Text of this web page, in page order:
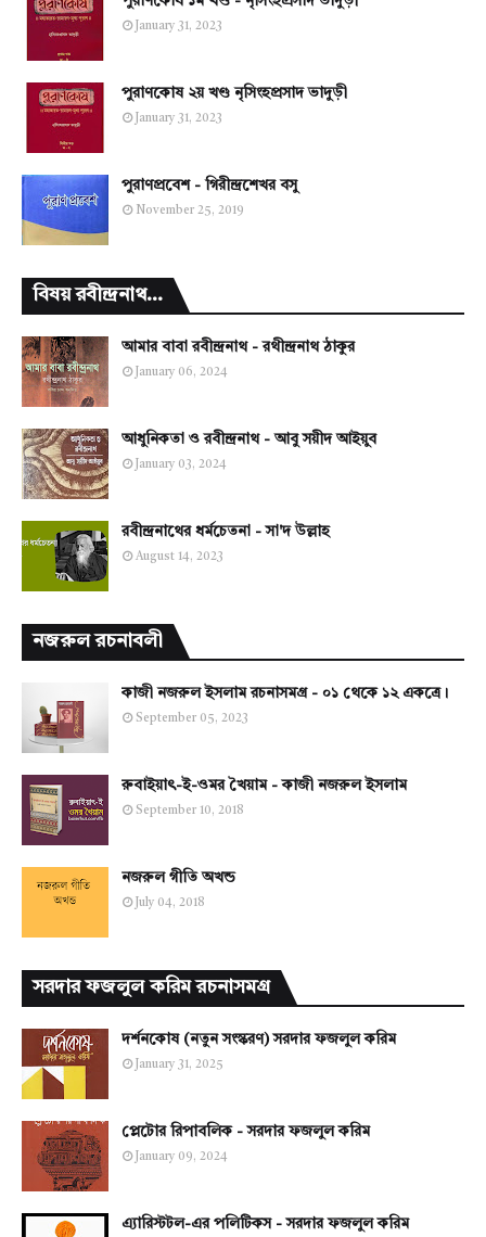
January 31, 2023
পুরাণকোষ ২য় খণ্ড নৃসিংহপ্রসাদ ভাদুড়ী
January 31, 2023
পুরাণপ্রবেশ - গিরীন্দ্রশেখর বসু
November 25, 2019
বিষয় রবীন্দ্রনাথ...
আমার বাবা রবীন্দ্রনাথ - রথীন্দ্রনাথ ঠাকুর
January 06, 2024
আধুনিকতা ও রবীন্দ্রনাথ - আবু সয়ীদ আইয়ুব
January 03, 2024
রবীন্দ্রনাথের ধর্মচেতনা - সা'দ উল্লাহ
August 14, 2023
নজরুল রচনাবলী
কাজী নজরুল ইসলাম রচনাসমগ্র - ০১ থেকে ১২ একত্রে।
September 05, 2023
রুবাইয়াৎ-ই-ওমর খৈয়াম - কাজী নজরুল ইসলাম
September 10, 2018
নজরুল গীতি অখন্ড
July 04, 2018
সরদার ফজলুল করিম রচনাসমগ্র
দর্শনকোষ (নতুন সংস্করণ) সরদার ফজলুল করিম
January 31, 2025
প্লেটোর রিপাবলিক - সরদার ফজলুল করিম
January 09, 2024
এ্যারিস্টটল-এর পলিটিকস - সরদার ফজলুল করিম